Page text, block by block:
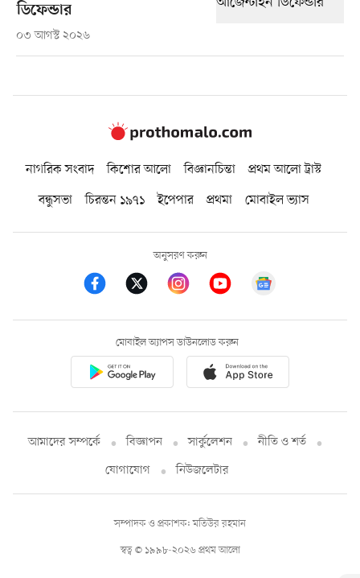
ডিফেন্ডার
০৩ আগস্ট ২০২৬
নাগরিক সংবাদ কিশোর আলো বিজ্ঞানচিন্তা
প্রথম আলো ট্রাস্ট
বন্ধুসভা
চিরন্তন ১৯৭১ ইপেপার প্রথমা মোবাইল ভ্যাস
অনুসরণ করুন
মোবাইল অ্যাপস ডাউনলোড করুন
আমাদের সম্পর্কে বিজ্ঞাপন সার্কুলেশন
নীতি ও শর্ত
যোগাযোগ
নিউজলেটার
স্বত্ব © ১৯৯৮-২০২৬ প্রথম আলো
সম্পাদক ও প্রকাশক: মতিউর রহমান